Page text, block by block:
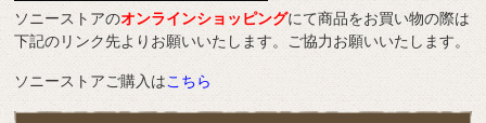
ソニーストアのオンラインショッピングにて商品をお買い物の際は
下記のリンク先よりお願いいたします。ご協力お願いいたします。
ソニーストアご購入はこちら